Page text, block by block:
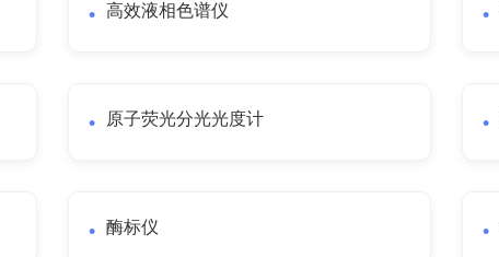
高效液相色谱仪
原子荧光分光光度计
酶标仪